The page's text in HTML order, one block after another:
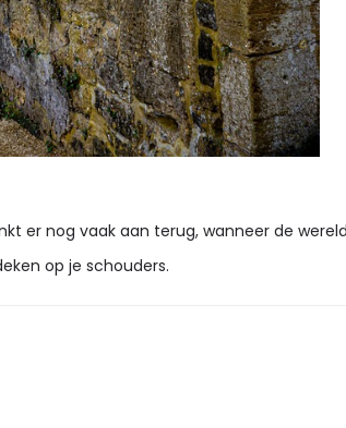
er nog vaak aan terug, wanneer de
op je schouders.